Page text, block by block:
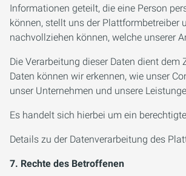
Informationen geteilt, die eine Person
können, stellt uns der Plattformbetreiber
nachvollziehen können, welche unserer
Die Verarbeitung dieser Daten dient
Daten können wir erkennen, wie unser
unser Unternehmen und unsere
Es handelt sich hierbei um ein
Details zu der Datenverarbeitung des
7. Rechte des Betroffenen